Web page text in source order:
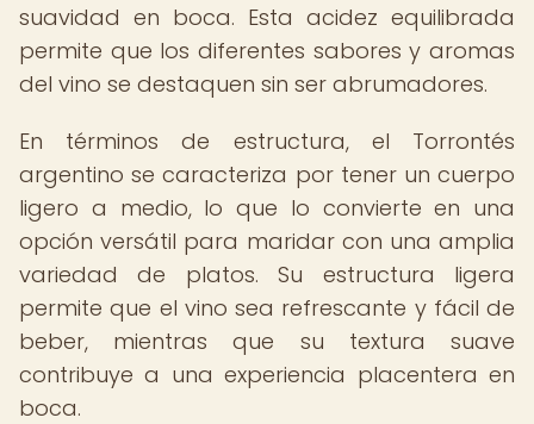
suavidad en boca. Esta acidez equilibrada
permite que los diferentes sabores y aromas
del vino se destaquen sin ser abrumadores.
En términos de estructura, el Torrontés
argentino se caracteriza por tener un cuerpo
ligero a medio, lo que lo convierte en una
opción versátil para maridar con una amplia
variedad de platos. Su estructura ligera
permite que el vino sea refrescante y fácil de
beber, mientras que su textura suave
contribuye a una experiencia placentera en
boca.